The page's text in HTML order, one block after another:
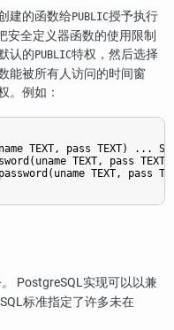
建的函数给PUBLIC授予执行
安全定义器函数的使用限制
认的 PUBLIC特权，然后选择
能被所有人访问的时间窗
。例如：
TEXT, pass TEXT) ...
TEXT, pass TEXT)
TEXT, pass
PostgreSQL实现可以以兼
标准指定了许多未在